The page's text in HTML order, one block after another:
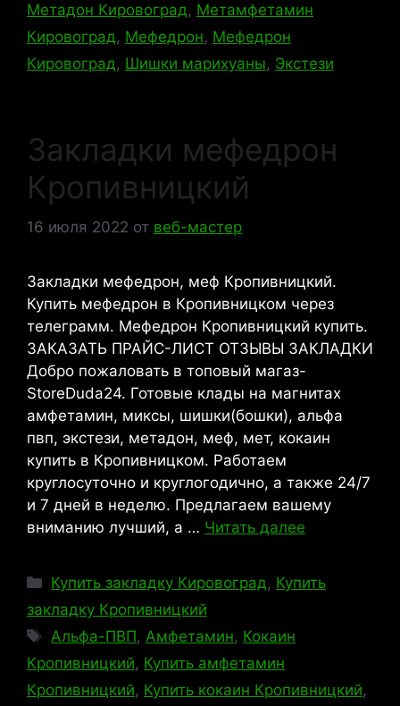
Метадон Кировоград, Метамфетамин
Кировоград, Мефедрон, Мефедрон
Кировоград, Шишки марихуаны, Экстези
Закладки мефедрон
Кропивницкий
16 июля 2022 от веб-мастер
Закладки мефедрон, меф Кропивницкий.
Купить мефедрон в Кропивницком через
телеграмм. Мефедрон Кропивницкий купить.
ЗАКАЗАТЬ ПРАЙС-ЛИСТ ОТЗЫВЫ ЗАКЛАДКИ
Добро пожаловать в топовый магаз-
StoreDuda24. Готовые клады на магнитах
амфетамин, миксы, шишки(бошки), альфа
пвп, экстези, метадон, меф, мет, кокаин
купить в Кропивницком. Работаем
круглосуточно и круглогодично, а также 24/7
и 7 дней в неделю. Предлагаем вашему
вниманию лучший, а … Читать далее
Рубрики
Купить закладку Кировоград, Купить
закладку Кропивницкий
Метки
Альфа-ПВП, Амфетамин, Кокаин
Кропивницкий, Купить амфетамин
Кропивницкий, Купить кокаин Кропивницкий,